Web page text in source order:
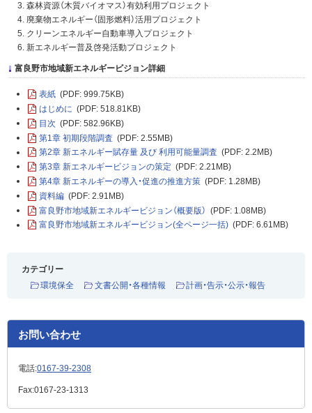
森林資源（木質バイオマス）有効利用プロジェクト
廃棄物エネルギー（固形燃料）活用プロジェクト
クリーンエネルギー自動車導入プロジェクト
新エネルギー普及啓発活動プロジェクト
富良野市地域新エネルギービジョン詳細
表紙 (PDF: 999.75KB)
はじめに (PDF: 518.81KB)
目次 (PDF: 582.96KB)
第1章 初期段階調査 (PDF: 2.55MB)
第2章 新エネルギー賦存量 及び 利用可能量調査 (PDF: 2.2MB)
第3章 新エネルギービジョンの策定 (PDF: 2.21MB)
第4章 新エネルギーの導入・促進の推進方策 (PDF: 1.28MB)
資料編 (PDF: 2.91MB)
富良野市地域新エネルギービジョン（概要版） (PDF: 1.08MB)
富良野市地域新エネルギービジョン(全ページ一括) (PDF: 6.61MB)
カテゴリー
環境保全
文書公開・各種情報 計画・告示・公示・報告
お問い合わせ
電話:0167-39-2308
Fax:0167-23-1313